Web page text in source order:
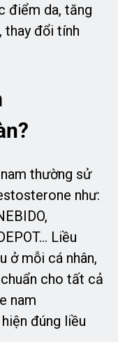
điểm da, tăng
thay đổi tính
thường sử
như:
Liều
ở mỗi cá nhân,
cho tất cả
nam
đúng liều